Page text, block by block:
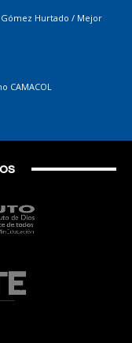
Hurtado / Mejor
CAMACOL